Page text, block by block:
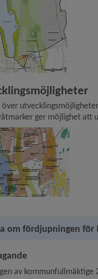
över
ger möjlighet att
om fördjupningen för
av kommunfullmäktige